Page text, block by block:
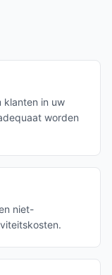
klanten in uw
worden
niet-